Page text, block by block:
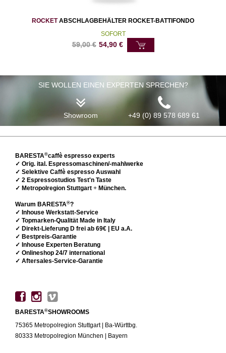
ROCKETABSCHLAGBEHÄLTER ROCKET-BATTIFONDO
SOFORT
59,00€ 54,90€
SIE WOLLEN EINEN EXPERTEN SPRECHEN?
Showroom +49 (0) 89 578 689 61
BARESTA®caffè espresso experts
✓ Orig. ital. Espressomaschinen/-mahlwerke
✓ Selektive Caffè espresso Auswahl
✓ 2 Espressostudios Test'n Taste
✓ Metropolregion Stuttgart + München.
Warum BARESTA®?
✓ Inhouse Werkstatt-Service
✓ Topmarken-Qualität Made in Italy
✓ Direkt-Lieferung D frei ab 69€ | EU a.A.
✓ Bestpreis-Garantie
✓ Inhouse Experten Beratung
✓ Onlineshop 24/7 international
✓ Aftersales-Service-Garantie
BARESTA®SHOWROOMS
75365 Metropolregion Stuttgart | Ba-Württbg.
80333 Metropolregion München | Bayern